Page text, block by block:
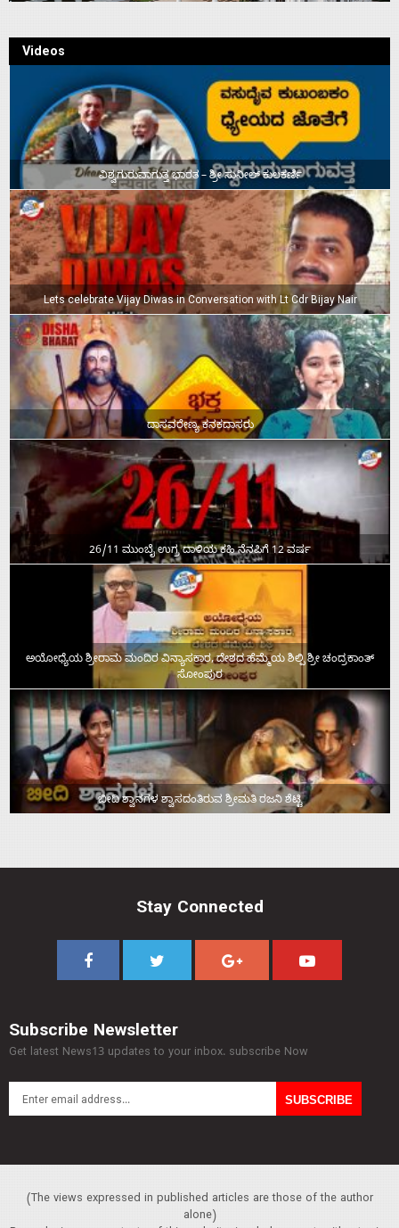
Videos
ವಿಶ್ವಗುರುವಾಗುತ್ತ ಭಾರತ – ಶ್ರೀ ಸುನೀಲ್‌ ಕುಲಕರ್ಣಿ
Lets celebrate Vijay Diwas in Conversation with Lt Cdr Bijay Nair
ದಾಸವರೇಣ್ಯ ಕನಕದಾಸರು
26/11 ಮುಂಬೈ ಉಗ್ರ ದಾಳಿಯ ಕಹಿ ನೆನಪಿಗೆ 12 ವರ್ಷ
ಅಯೋಧ್ಯೆಯ ಶ್ರೀರಾಮ ಮಂದಿರ ವಿನ್ಯಾಸಕಾರ, ದೇಶದ ಹೆಮ್ಮೆಯ ಶಿಲ್ಪಿ ಶ್ರೀ ಚಂದ್ರಕಾಂತ್‌
ಸೋಂಪುರ
ಬೀದಿ ಶ್ವಾನಗಳ ಶ್ವಾಸದಂತಿರುವ ಶ್ರೀಮತಿ ರಜನಿ ಶೆಟ್ಟಿ
Stay Connected
Subscribe Newsletter
Get latest News13 updates to your inbox. subscribe Now
(The views expressed in published articles are those of the author
alone)